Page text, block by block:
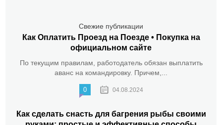
Свежие публикации
Как Оплатить Проезд на Поезде • Покупка на
официальном сайте
По текущим правилам, работодатель обязан выплатить
аванс на командировку. Причем,...
0 04.08.2024
Как сделать снасть для багрения рыбы своими